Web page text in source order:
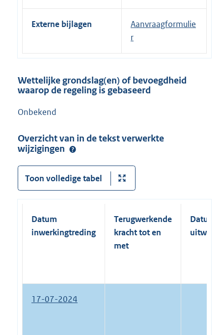
Externe bijlagen
Aanvraagformulie
r
Wettelijke grondslag(en) of bevoegdheid
waarop de regeling is gebaseerd
Onbekend
Overzicht van in de tekst verwerkte
wijzigingen
Toon volledige tabel
Datum
inwerkingtreding
Terugwerkende
kracht tot en
met
Datum
17-07-2024